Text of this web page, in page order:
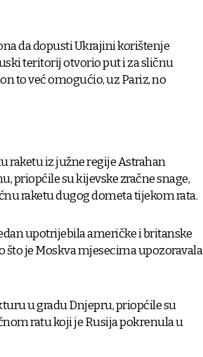
da dopusti Ukrajini korištenje
teritorij otvorio put i za sličnu
to već omogućio, uz Pariz, no
raketu iz južne regije Astrahan
priopćile su kijevske zračne snage,
raketu dugog dometa tijekom rata.
upotrijebila američke i britanske
što je Moskva mjesecima upozoravala
u gradu Dnjepru, priopćile su
ratu koji je Rusija pokrenula u